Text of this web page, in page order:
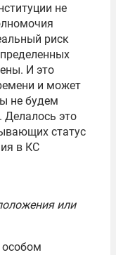
не
риск
И это
и может
не будем
Делалось это
статус
в КС
или
особом